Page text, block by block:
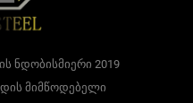
ნდობისმიერი 2019
მიმწოდებელი